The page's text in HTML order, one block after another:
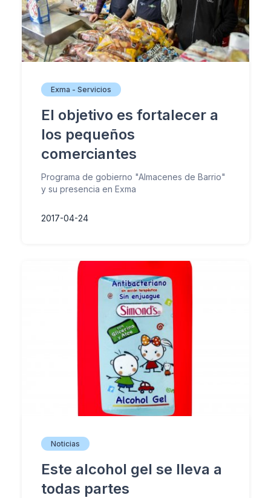
Exma - Servicios
El objetivo es fortalecer a
los pequeños
comerciantes
Programa de gobierno "Almacenes de Barrio"
y su presencia en Exma
2017-04-24
Noticias
Este alcohol gel se lleva a
todas partes